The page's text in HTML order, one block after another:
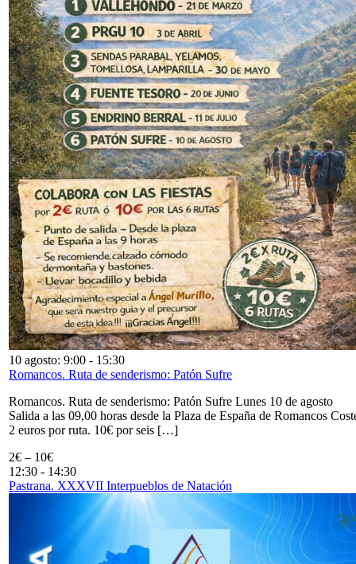
10 agosto: 9:00 - 15:30
Romancos. Ruta de senderismo: Patón Sufre
Romancos. Ruta de senderismo: Patón Sufre Lunes 10 de agosto
Salida a las 09,00 horas desde la Plaza de España de Romancos
2 euros por ruta. 10€ por seis […]
2€ – 10€
12:30 - 14:30
Pastrana. XXXVII Interpueblos de Natación